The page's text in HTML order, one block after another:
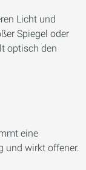
Licht und
Spiegel oder
optisch den
eine
und wirkt offener.